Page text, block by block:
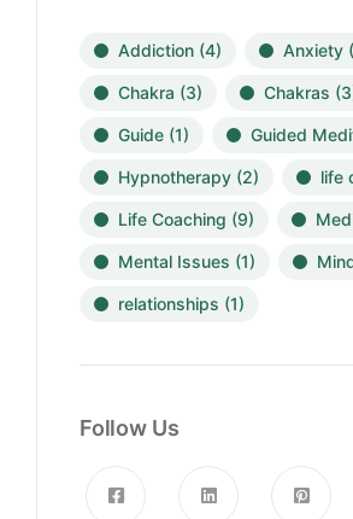
Addiction (4) Anxiety
Chakra (3) Chakras
Guide (1) Guided
Hypnotherapy (2) life
Life Coaching (9)
Mental Issues (1)
relationships (1)
Follow Us